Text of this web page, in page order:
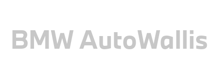
BMW AutoWallis